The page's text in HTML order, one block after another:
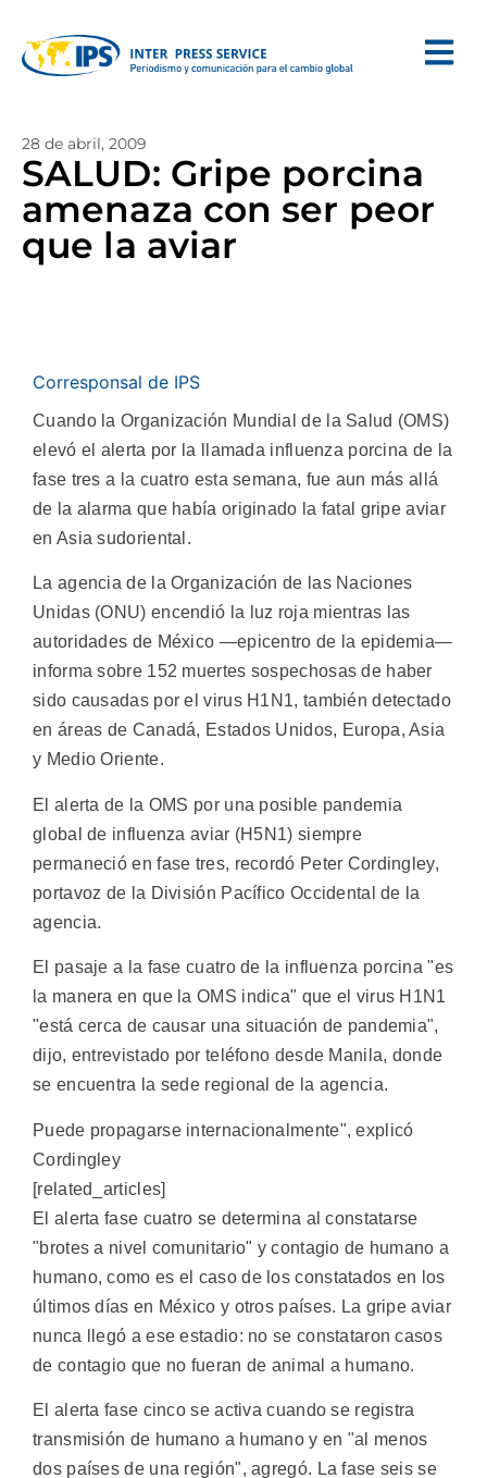
28 de abril, 2009
SALUD: Gripe porcina
amenaza con ser peor
que la aviar
Corresponsal de IPS
Cuando la Organización Mundial de la Salud (OMS)
elevó el alerta por la llamada influenza porcina de la
fase tres a la cuatro esta semana, fue aun más allá
de la alarma que había originado la fatal gripe aviar
en Asia sudoriental.
La agencia de la Organización de las Naciones
Unidas (ONU) encendió la luz roja mientras las
autoridades de México —epicentro de la epidemia—
informa sobre 152 muertes sospechosas de haber
sido causadas por el virus H1N1, también detectado
en áreas de Canadá, Estados Unidos, Europa, Asia
y Medio Oriente.
El alerta de la OMS por una posible pandemia
global de influenza aviar (H5N1) siempre
permaneció en fase tres, recordó Peter Cordingley,
portavoz de la División Pacífico Occidental de la
agencia.
El pasaje a la fase cuatro de la influenza porcina "es
la manera en que la OMS indica" que el virus H1N1
"está cerca de causar una situación de pandemia",
dijo, entrevistado por teléfono desde Manila, donde
se encuentra la sede regional de la agencia.
Puede propagarse internacionalmente", explicó
Cordingley
[related_articles]
El alerta fase cuatro se determina al constatarse
"brotes a nivel comunitario" y contagio de humano a
humano, como es el caso de los constatados en los
últimos días en México y otros países. La gripe aviar
nunca llegó a ese estadio: no se constataron casos
de contagio que no fueran de animal a humano.
El alerta fase cinco se activa cuando se registra
transmisión de humano a humano y en "al menos
dos países de una región", agregó. La fase seis se